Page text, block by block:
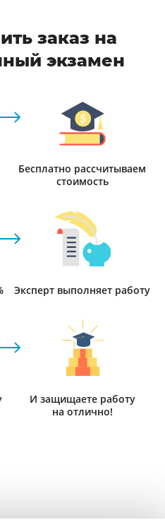
заказ на
экзамен
Бесплатно рассчитываем
стоимость
Эксперт выполняет работу
И защищаете работу
на отлично!